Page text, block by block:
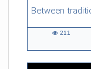
54:13 duration
211